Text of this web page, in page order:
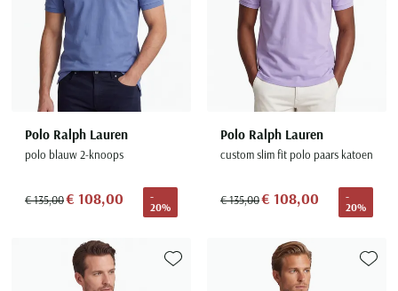
Polo Ralph Lauren
polo blauw 2-knoops
€ 135,00€ 108,00
-
20%
Polo Ralph Lauren
custom slim fit polo paars katoen
€ 135,00€ 108,00
-
20%
Toevoegen aan favorieten